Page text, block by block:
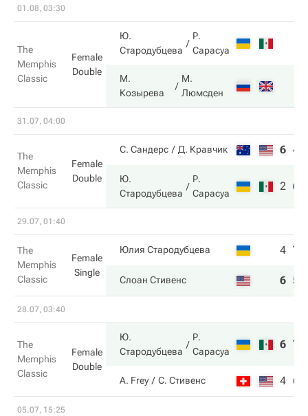
01.08, 03:30
The
Memphis
Classic
Female
Double
Ю.
Стародубцева
Р.
Сарасуа
М.
Козырева
М.
Люмсден
31.07, 04:00
The
Memphis
Classic
Female
Double
С. Сандерс Д. Кравчик 6 4
Ю.
Стародубцева
Р.
Сарасуа
2 6
29.07, 01:40
The
Memphis
Classic
Female
Single
Юлия Стародубцева 4 7
Слоан Стивенс 6 5
28.07, 03:40
The
Memphis
Classic
Female
Double
Ю.
Стародубцева
Р.
Сарасуа
6 7
A. Frey С. Стивенс 4 6
05.07, 15:25